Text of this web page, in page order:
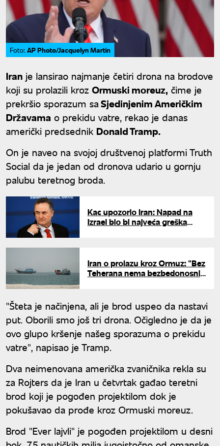
Foto: AP Photo/Jacquelyn Martin
Iran je lansirao najmanje četiri drona na brodove
koji su prolazili kroz Ormuski moreuz, čime je
prekršio sporazum saSjedinjenim Američkim
Državama o prekidu vatre, rekao je danas
američki predsednik Donald Tramp.
On je naveo na svojoj društvenoj platformi Truth
Social da je jedan od dronova udario u gornju
palubu teretnog broda.
Kac upozorio Iran: Napad na
Izrael bio bi najveća greška
Iran o prolazu kroz Ormuz: "Bez
Teherana nema bezbedonosnih
"Šteta je načinjena, ali je brod uspeo da nastavi
put. Oborili smo još tri drona. Očigledno je da je
ovo glupo kršenje našeg sporazuma o prekidu
vatre", napisao je Tramp.
Dva neimenovana američka zvaničnika rekla su
za Rojters da je Iran u četvrtak gađao teretni
brod koji je pogođen projektilom dok je
pokušavao da prođe kroz Ormuski moreuz.
Brod "Ever lajvli" je pogođen projektilom u desni